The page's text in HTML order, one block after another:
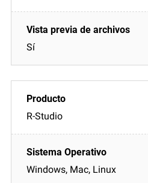
Sí
R-Studio
Windows, Mac, Linux